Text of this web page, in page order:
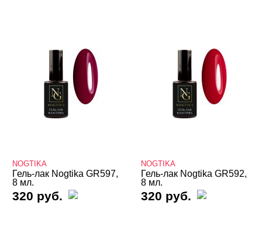
NOGTIKA
Гель-лак Nogtika GR597,
8 мл.
320 руб.
NOGTIKA
Гель-лак Nogtika GR592,
8 мл.
320 руб.